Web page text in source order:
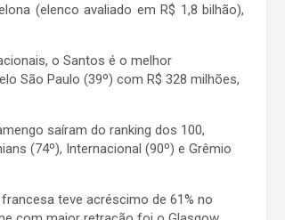
(elenco avaliado em R$ 1,8 bilhão),
o Santos é o melhor
São Paulo (39º) com R$ 328 milhões,
saíram do ranking dos 100,
(74º), Internacional (90º) e Grêmio
teve acréscimo de 61% no